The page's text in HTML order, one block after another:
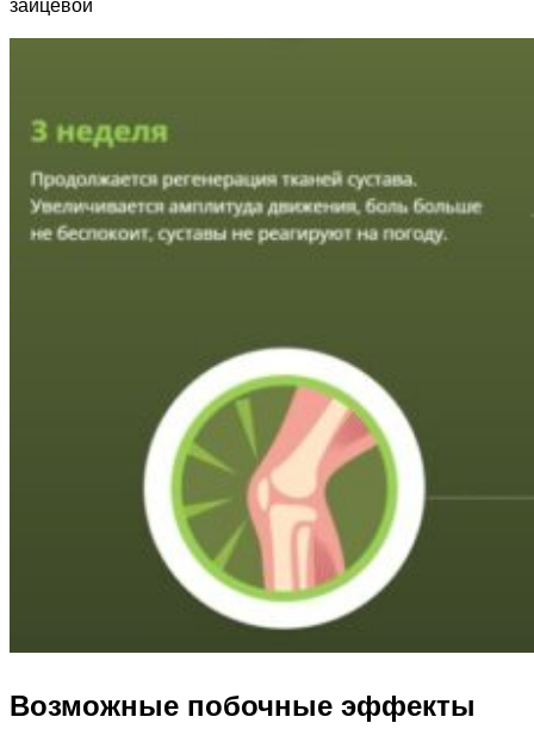
Возможные побочные эффекты